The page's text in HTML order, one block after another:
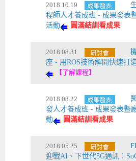
2018.10.19
程師人才養成班 - 成果發表
活動
圓滿結訓看成果
2018.08.31
座 - 用ROS技術解開快速打
【了解課程】
2018.08.22
發人才養成班 - 成果發表暨
動
圓滿結訓看成果
2018.05.25
迎戰AI、下世代5G通訊：